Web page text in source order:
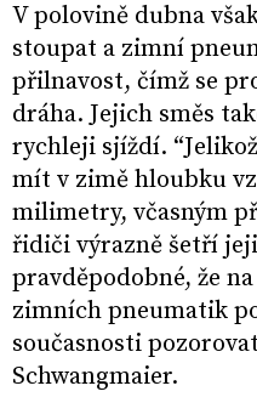
V polovině dubna
stoupat a zimní
přilnavost, čímž se
dráha. Jejich směs
rychleji sjíždí.
mít v zimě hloubku
milimetry, včasným
řidiči výrazně šetří
pravděpodobné, že
zimních pneumatik
současnosti
Schwangmaier.